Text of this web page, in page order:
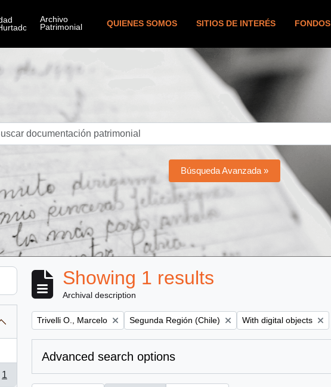
QUIENES SOMOS SITIOS DE INTERÉS FONDOS
Búsqueda Avanzada »
1
Showing 1 results
Archival description
Remove filter:
Trivelli O., Marcelo Remove filter:
Segunda Región (Chile) Remove filter:
With digital objects
Advanced search options